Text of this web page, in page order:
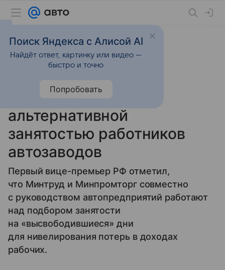
1 сентября 2025 источник:
работают над
альтернативной
занятостью работников
автозаводов
Первый вице-премьер РФ отметил,
что Минтруд и Минпромторг совместно
с руководством автопредприятий работают
над подбором занятости
на «высвободившиеся» дни
для нивелирования потерь в доходах
рабочих.
Поиск Яндекса с Алисой AI
Найдёт ответ, картинку или видео —
быстро и точно
Попробовать